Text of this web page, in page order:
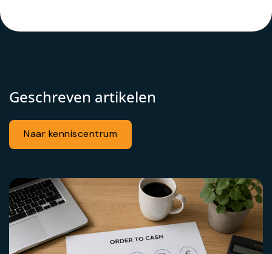
transitieperiode.
Geschreven artikelen
Naar kenniscentrum